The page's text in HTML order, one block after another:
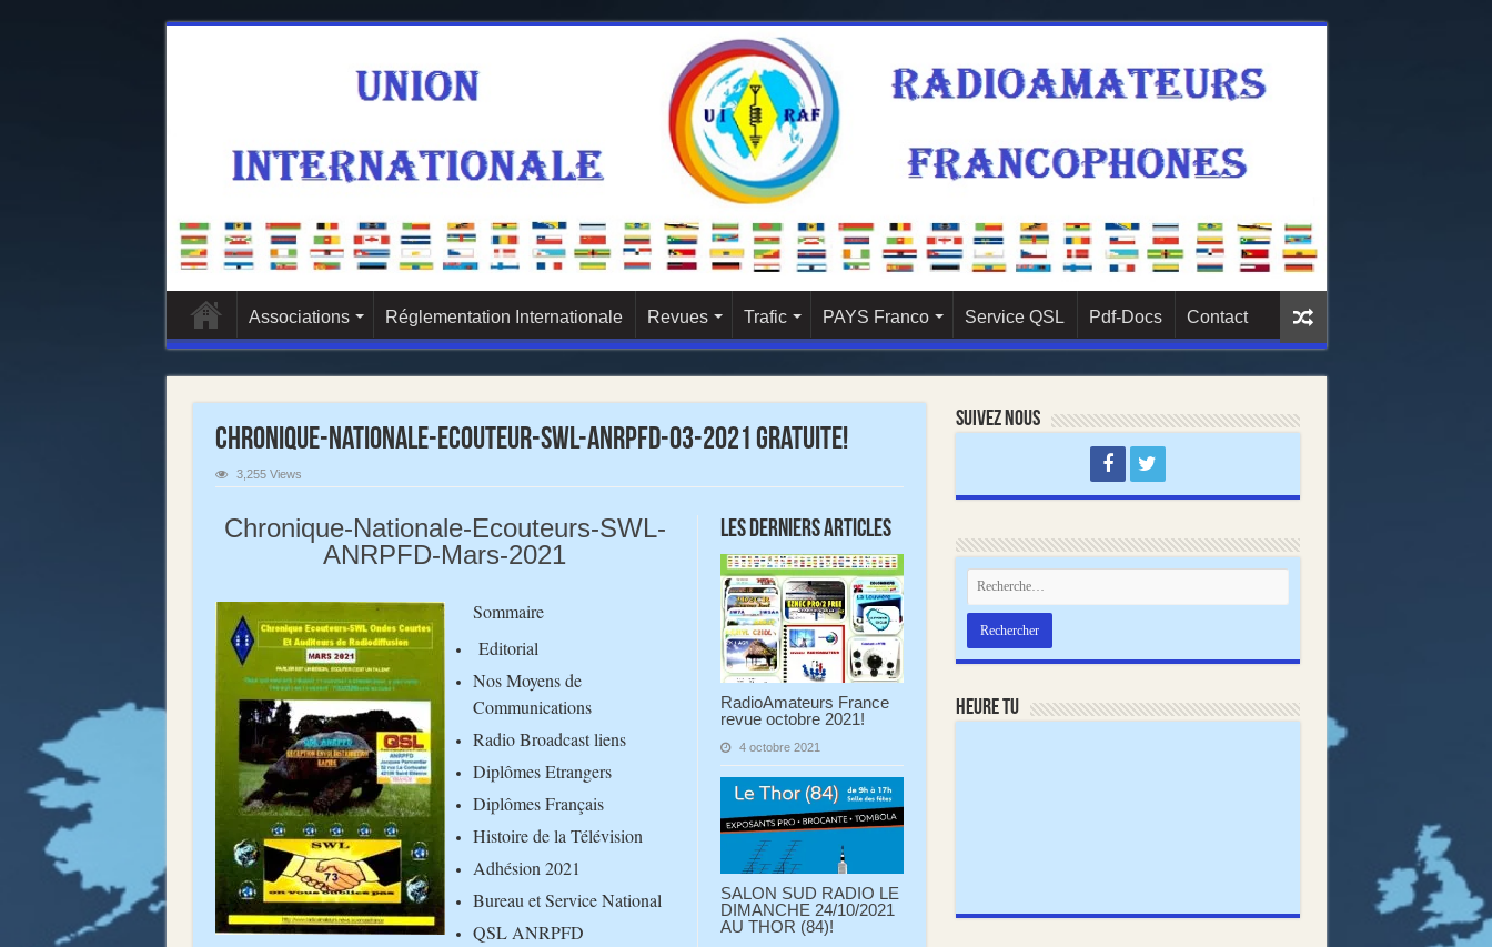
Associations Réglementation Internationale Revues Trafic PAYS Franco Service QSL Pdf-Docs Contact
Chronique-Nationale-Ecouteur-SWL-ANRPFD-03-2021 gratuite!
3,255 Views
Les derniers articles
RadioAmateurs France
revue octobre 2021!
4 octobre 2021
SALON SUD RADIO LE
DIMANCHE 24/10/2021
AU THOR (84)!
Chronique-Nationale-Ecouteurs-SWL-
ANRPFD-Mars-2021
Sommaire
Editorial
Nos Moyens de
Communications
Radio Broadcast liens
Diplômes Etrangers
Diplômes Français
Histoire de la Télévision
Adhésion 2021
Bureau et Service National
QSL ANRPFD
Suivez nous
Heure TU